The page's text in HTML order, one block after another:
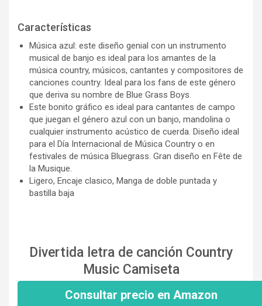
Características
Música azul: este diseño genial con un instrumento
musical de banjo es ideal para los amantes de la
música country, músicos, cantantes y compositores de
canciones country. Ideal para los fans de este género
que deriva su nombre de Blue Grass Boys.
Este bonito gráfico es ideal para cantantes de campo
que juegan el género azul con un banjo, mandolina o
cualquier instrumento acústico de cuerda. Diseño ideal
para el Día Internacional de Música Country o en
festivales de música Bluegrass. Gran diseño en Fête de
la Musique.
Ligero, Encaje clasico, Manga de doble puntada y
bastilla baja
Divertida letra de canción Country
Music Camiseta
Consultar precio en Amazon